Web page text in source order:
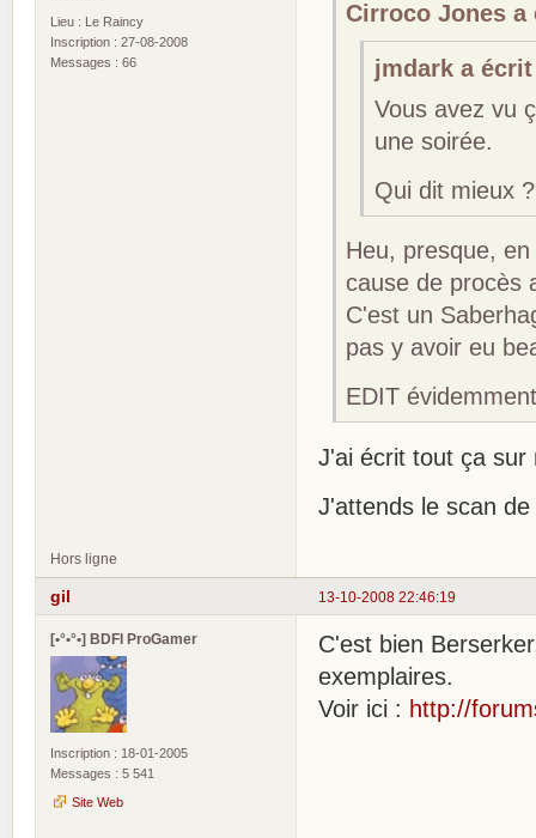
Lieu : Le Raincy
Inscription : 27-08-2008
Messages : 66
Cirroco Jones a
jmdark a
Vous avez vu
une soirée.
Qui dit mieux ?
Heu, presque,
cause de procès
C'est un
pas y avoir eu
EDIT
J'ai écrit tout ça sur
J'attends le scan
Hors ligne
13-10-2008 22:46:19
gil
[•°•°•] BDFI ProGamer
Inscription : 18-01-2005
Messages : 5 541
Site Web
C'est bien
exemplaires.
Voir ici : http://